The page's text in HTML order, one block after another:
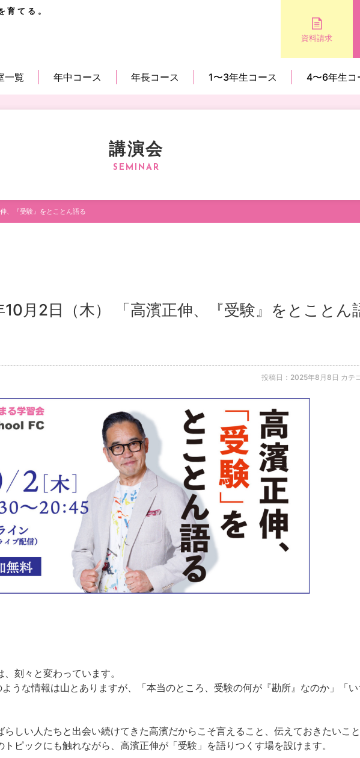
育てる。
資料請求
一覧 年中コース 年長コース 1〜3年生コース 4〜6年生コ
講演会
、『受験』をとことん語る
10月2日（木） 「高濱正伸、『受験』をとことん
投稿日：2025年8月8日 カテ
刻々と変わっています。
うな情報は山とありますが、「本当のところ、受験の何が『勘所』なのか」「
しい人たちと出会い続けてきた高濱だからこそ言えること、伝えておきたいこと
ピックにも触れながら、高濱正伸が「受験」を語りつくす場を設けます。